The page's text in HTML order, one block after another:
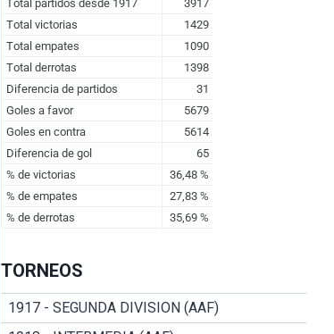
TORNEOS
1917 - SEGUNDA DIVISION (AAF)